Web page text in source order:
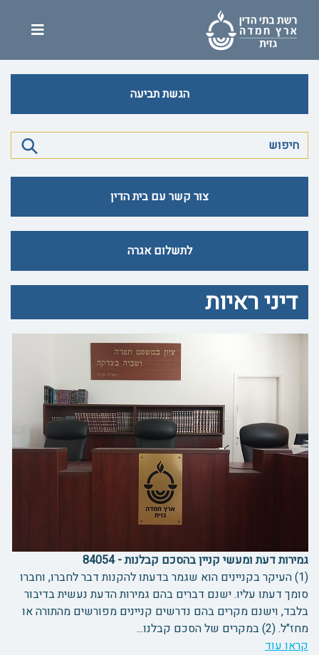
הגשת תביעה
צור קשר עם בית הדין
לתשלום אגרה
דיני ראיות
גמירות דעת ומעשי קניין בהסכם קבלנות - 84054
(1) העיקר בקניינים הוא שגמר בדעתו להקנות דבר לחברו, וחברו
סומך דעתו עליו. ישנם דברים בהם גמירות הדעת נעשית בדיבור
בלבד, וישנם מקרים בהם נדרשים קניינים מפורשים מהתורה או
מחז"ל. (2) במקרים של הסכם קבלנו...
קראו עוד